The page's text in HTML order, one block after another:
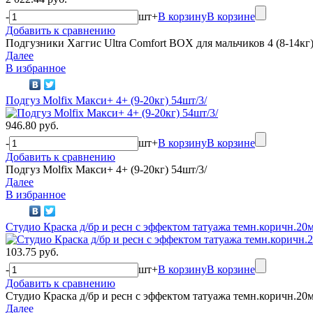
-
шт+В корзинуВ корзине
Добавить к сравнению
Подгузники Хаггис Ultra Comfort BOX для мальчиков 4 (8-
Далее
В избранное
Подгуз Molfix Макси+ 4+ (9-20кг) 54шт/3/
946.80 руб.
-
шт+В корзинуВ корзине
Добавить к сравнению
Подгуз Molfix Макси+ 4+ (9-20кг) 54шт/3/
Далее
В избранное
Студио Краска д/бр и ресн с эффектом татуажа
103.75 руб.
-
шт+В корзинуВ корзине
Добавить к сравнению
Студио Краска д/бр и ресн с эффектом татуажа
Далее